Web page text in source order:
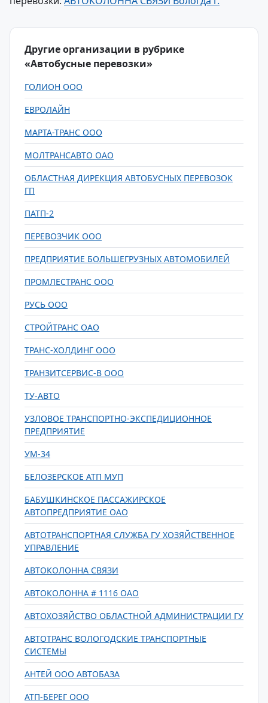
Другие организации в рубрике
«Автобусные перевозки»
ГОЛИОН ООО
ЕВРОЛАЙН
МАРТА-ТРАНС ООО
МОЛТРАНСАВТО ОАО
ОБЛАСТНАЯ ДИРЕКЦИЯ АВТОБУСНЫХ ПЕРЕВОЗОК
ГП
ПАТП-2
ПЕРЕВОЗЧИК ООО
ПРЕДПРИЯТИЕ БОЛЬШЕГРУЗНЫХ АВТОМОБИЛЕЙ
ПРОМЛЕСТРАНС ООО
РУСЬ ООО
СТРОЙТРАНС ОАО
ТРАНС-ХОЛДИНГ ООО
ТРАНЗИТСЕРВИС-В ООО
ТУ-АВТО
УЗЛОВОЕ ТРАНСПОРТНО-ЭКСПЕДИЦИОННОЕ
ПРЕДПРИЯТИЕ
УМ-34
БЕЛОЗЕРСКОЕ АТП МУП
БАБУШКИНСКОЕ ПАССАЖИРСКОЕ
АВТОПРЕДПРИЯТИЕ ОАО
АВТОТРАНСПОРТНАЯ СЛУЖБА ГУ ХОЗЯЙСТВЕННОЕ
УПРАВЛЕНИЕ
АВТОКОЛОННА СВЯЗИ
АВТОКОЛОННА # 1116 ОАО
АВТОХОЗЯЙСТВО ОБЛАСТНОЙ АДМИНИСТРАЦИИ ГУ
АВТОТРАНС ВОЛОГОДСКИЕ ТРАНСПОРТНЫЕ
СИСТЕМЫ
АНТЕЙ ООО АВТОБАЗА
АТП-БЕРЕГ ООО